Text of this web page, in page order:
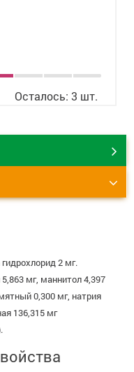
Осталось: 3 шт.
2 мг.
мг, маннитол 4,397
0,300 мг, натрия
136,315 мг